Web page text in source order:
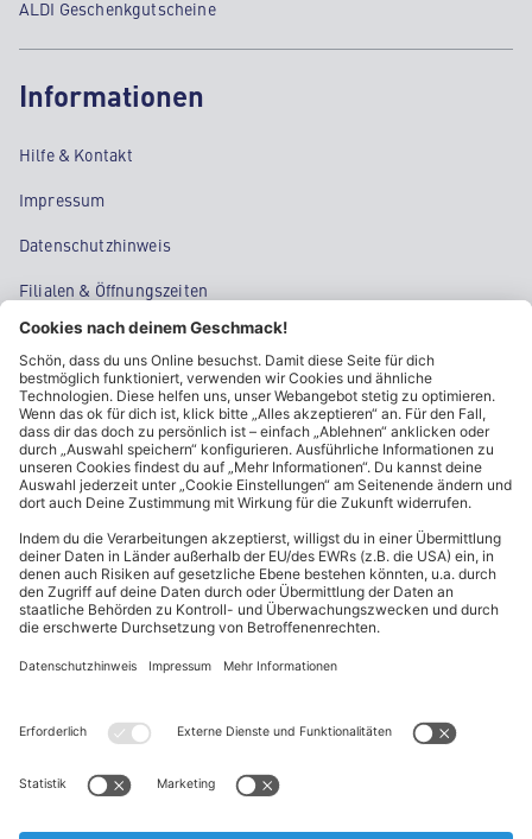
ALDI Geschenkgutscheine
Informationen
Hilfe & Kontakt
Impressum
Datenschutzhinweis
Filialen & Öffnungszeiten
Kontakt
Cookie-Einstellungen
Kundeninformationen
ALDI Nord folgen
* Wir bitten um Beachtung, dass diese Aktionsartikel im
begrenzter Anzahl zur Verfügung stehen. Sie können daher schon